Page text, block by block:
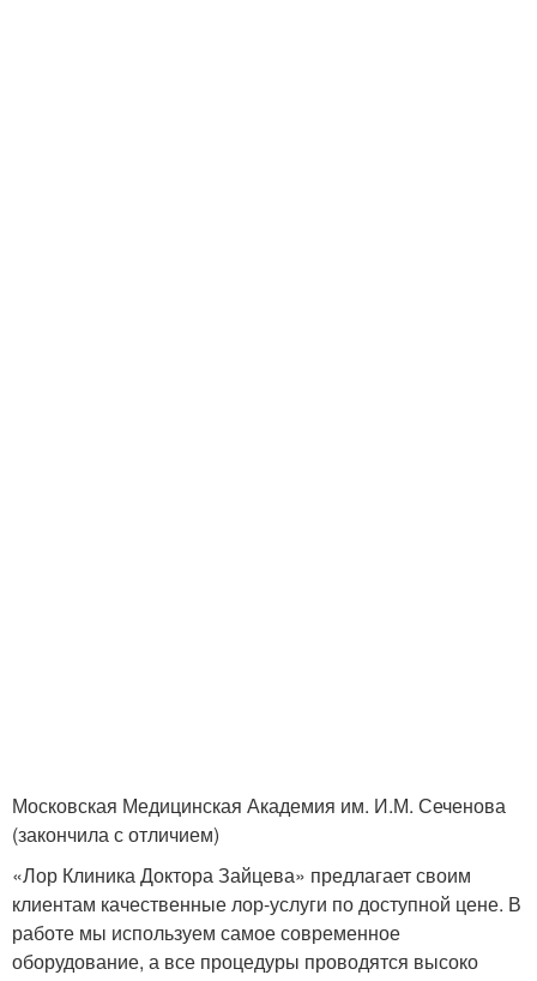
Московская Медицинская Академия им. И.М. Сеченова
(закончила с отличием)
«Лор Клиника Доктора Зайцева» предлагает своим
клиентам качественные лор-услуги по доступной цене. В
работе мы используем самое современное
оборудование, а все процедуры проводятся высоко